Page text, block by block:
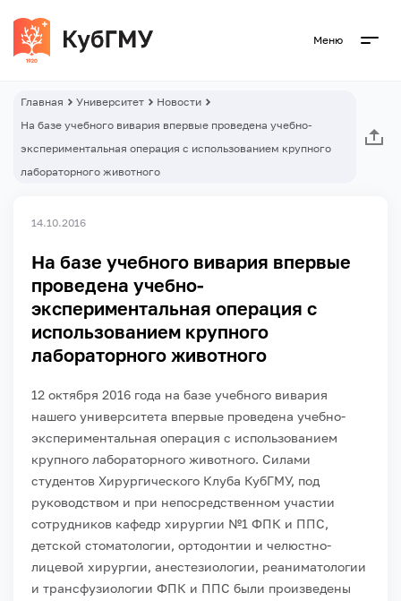
Меню
Главная Университет
Новости
На базе учебного вивария впервые проведена учебно-
экспериментальная операция с использованием крупного
лабораторного животного
14.10.2016
На базе учебного вивария впервые
проведена учебно-
экспериментальная операция с
использованием крупного
лабораторного животного
12 октября 2016 года на базе учебного вивария
нашего университета впервые проведена учебно-
экспериментальная операция с использованием
крупного лабораторного животного. Силами
студентов Хирургического Клуба КубГМУ, под
руководством и при непосредственном участии
сотрудников кафедр хирургии №1 ФПК и ППС,
детской стоматологии, ортодонтии и челюстно-
лицевой хирургии, анестезиологии, реаниматологии
и трансфузиологии ФПК и ППС были произведены